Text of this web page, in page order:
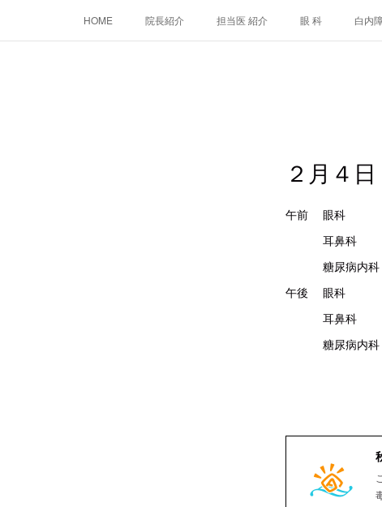
HOME 院長紹介 担当医 紹介 眼 科 白内
２月４日
午前 眼
耳鼻
糖尿病内
午後
耳鼻科
糖尿病内